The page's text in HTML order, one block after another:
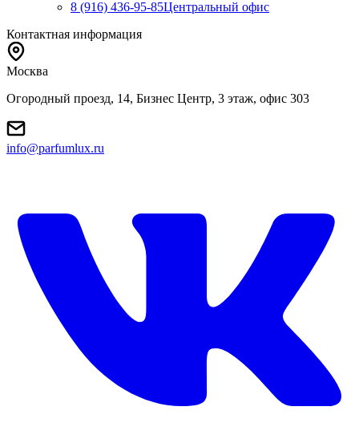
8 (916) 436-95-85Центральный офис
Контактная информация
Москва
Огородный проезд, 14, Бизнес Центр, 3 этаж, офис 303
info@parfumlux.ru